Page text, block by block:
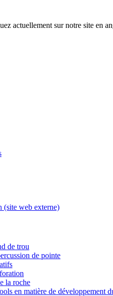
actuellement sur notre site en
(site web externe)
de trou
de pointe
la roche
en matière de développement